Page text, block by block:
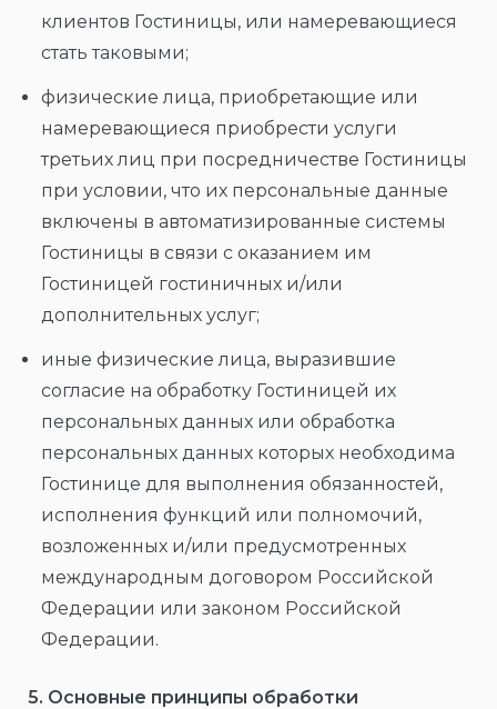
клиентов Гостиницы, или намеревающиеся
стать таковыми;
физические лица, приобретающие или
намеревающиеся приобрести услуги
третьих лиц при посредничестве Гостиницы
при условии, что их персональные данные
включены в автоматизированные системы
Гостиницы в связи с оказанием им
Гостиницей гостиничных и/или
дополнительных услуг;
иные физические лица, выразившие
согласие на обработку Гостиницей их
персональных данных или обработка
персональных данных которых необходима
Гостинице для выполнения обязанностей,
исполнения функций или полномочий,
возложенных и/или предусмотренных
международным договором Российской
Федерации или законом Российской
Федерации.
5. Основные принципы обработки